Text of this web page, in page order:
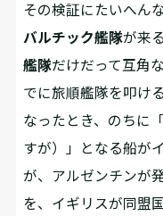
その検証にたいへん
バルチック艦隊が来
艦隊だけだって互角
でに旅順艦隊を叩け
なったとき、のちに
すが）」となる船が
が、アルゼンチンが
を、イギリスが同盟